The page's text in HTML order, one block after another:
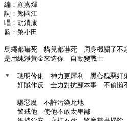
編：顧嘉煇
詞：鄭國江
唱：胡渭康
監：黎小田
烏蠅都嚇死 貓兒都嚇死 周身機關了不
是用純淨黃金來造你 自動變戰士
＊ 聰明伶俐 神力更犀利 黑心醜惡奸
奸賊作反 全力對抗顯本事 不偷懶
驅惡魔 不許污染此地
警戒他 使他不敢太卑鄙